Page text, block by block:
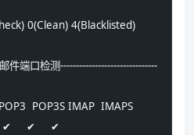
0(Clean) 4(Blacklisted)
件端口检测-------------------------------
POP3S IMAP  IMAPS
✔     ✔     ✔